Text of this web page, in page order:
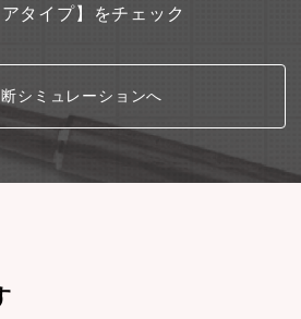
タイプ】をチェック
シミュレーションへ